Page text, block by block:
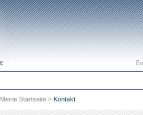
Meine Startseite > Kontakt